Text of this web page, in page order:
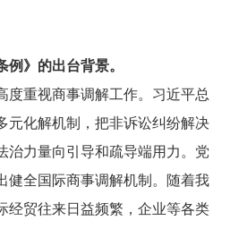
例》的出台背景。
度重视商事调解工作。习近平总
元化解机制，把非诉讼纠纷解决
治力量向引导和疏导端用力。党
健全国际商事调解机制。随着我
经贸往来日益频繁，企业等各类